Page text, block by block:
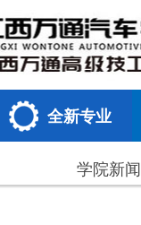
全新专业
学院新闻